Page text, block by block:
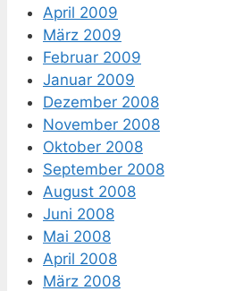
April 2009
März 2009
Februar 2009
Januar 2009
Dezember 2008
November 2008
Oktober 2008
September 2008
August 2008
Juni 2008
Mai 2008
April 2008
März 2008